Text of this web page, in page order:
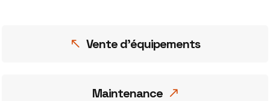
Vente d’équipements
Maintenance